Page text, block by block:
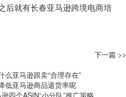
后就有长春亚马逊跨境电商培
下一篇 >>
么亚马逊跟卖“合理存在”
低亚马逊商品退货率呢